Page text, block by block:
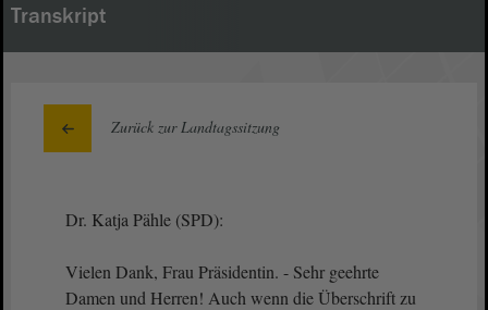
Transkript
Zurück zur Landtagssitzung
Dr. Katja Pähle (SPD):
Vielen Dank, Frau Präsidentin. - Sehr geehrte
Damen und Herren! Auch wenn die Überschrift zu